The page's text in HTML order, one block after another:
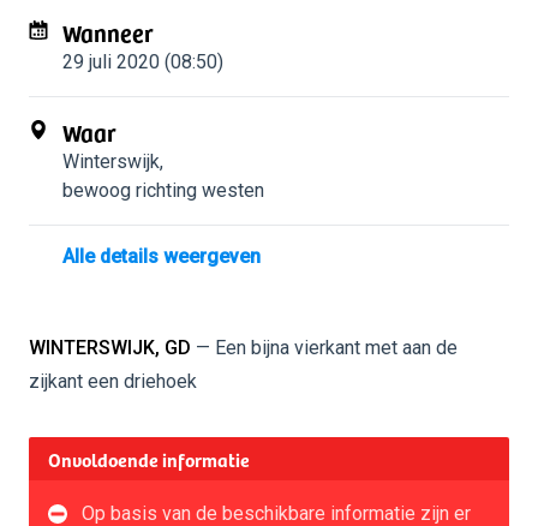
Wanneer
29 juli 2020 (08:50)
Waar
Winterswijk,
bewoog richting westen
Alle details weergeven
WINTERSWIJK, GD — Een bijna vierkant met aan de
zijkant een driehoek
Onvoldoende informatie
Op basis van de beschikbare informatie zijn er